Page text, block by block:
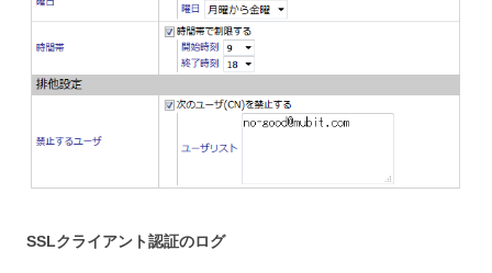
SSLクライアント認証のログ